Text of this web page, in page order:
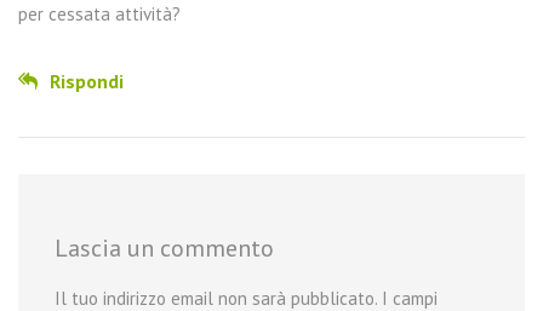
per cessata attività?
Rispondi
Lascia un commento
Il tuo indirizzo email non sarà pubblicato. I campi